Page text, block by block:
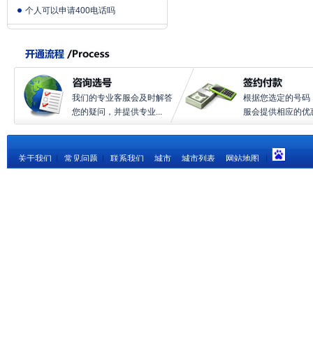
个人可以申请400电话吗
我们的专业客服会及时解答
您的疑问，并提供专业...
根据您选定的号码
服会提供相应的优
关于我们 常见问题 联系我们 城市 城市列表 网站地图